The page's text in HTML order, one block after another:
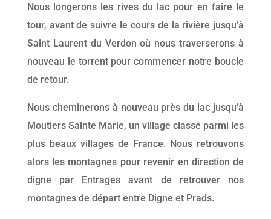
Nous longerons les rives du lac pour en faire le
tour, avant de suivre le cours de la rivière jusqu’à
Saint Laurent du Verdon où nous traverserons à
nouveau le torrent pour commencer notre boucle
de retour.
Nous cheminerons à nouveau près du lac jusqu’à
Moutiers Sainte Marie, un village classé parmi les
plus beaux villages de France. Nous retrouvons
alors les montagnes pour revenir en direction de
digne par Entrages avant de retrouver nos
montagnes de départ entre Digne et Prads.